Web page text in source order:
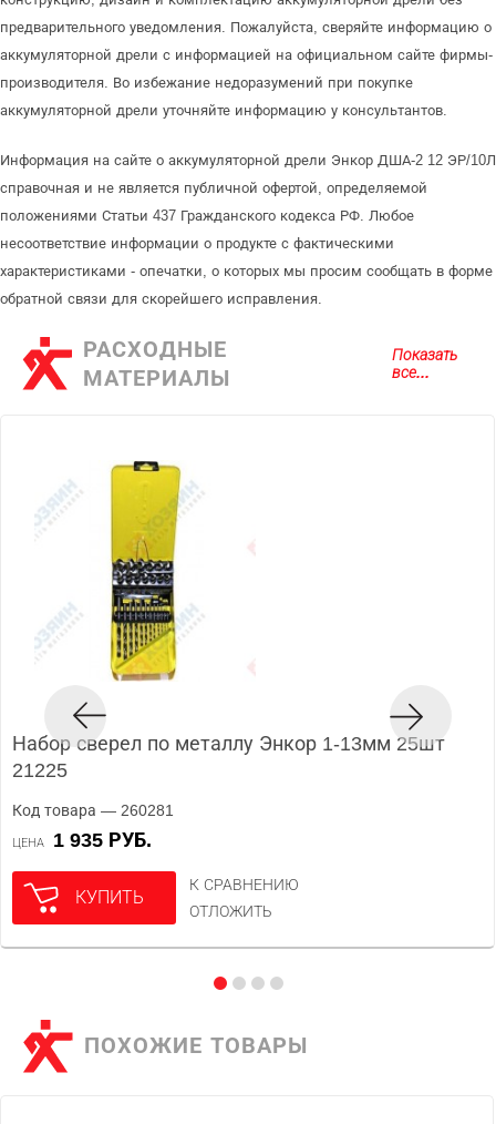
предварительного уведомления. Пожалуйста, сверяйте информацию о
аккумуляторной дрели с информацией на официальном сайте фирмы-
производителя. Во избежание недоразумений при покупке
аккумуляторной дрели уточняйте информацию у консультантов.
Информация на сайте о аккумуляторной дрели Энкор ДША-2 12 ЭР/10Л
справочная и не является публичной офертой, определяемой
положениями Статьи 437 Гражданского кодекса РФ. Любое
несоответствие информации о продукте с фактическими
характеристиками - опечатки, о которых мы просим сообщать в форме
обратной связи для скорейшего исправления.
РАСХОДНЫЕ
МАТЕРИАЛЫ
Показать
все...
Набор сверел по металлу Энкор 1-13мм 25шт
21225
Код товара — 260281
ЦЕНА 1 935 РУБ.
КУПИТЬ
К СРАВНЕНИЮ
ОТЛОЖИТЬ
ПОХОЖИЕ ТОВАРЫ